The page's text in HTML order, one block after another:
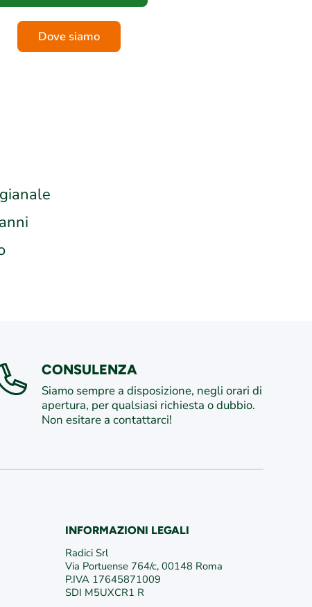
Dove siamo
CONSULENZA
Siamo sempre a disposizione, negli orari di
apertura, per qualsiasi richiesta o dubbio.
Non esitare a contattarci!
VivaiFederici1981/
INFORMAZIONI LEGALI
Radici Srl
Via Portuense 764/c, 00148 Roma
P.IVA 17645871009
SDI M5UXCR1 R